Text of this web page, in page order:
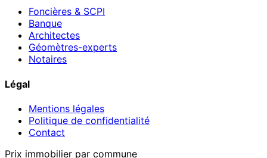
Foncières & SCPI
Banque
Architectes
Géomètres-experts
Notaires
Légal
Mentions légales
Politique de confidentialité
Contact
Prix immobilier par commune